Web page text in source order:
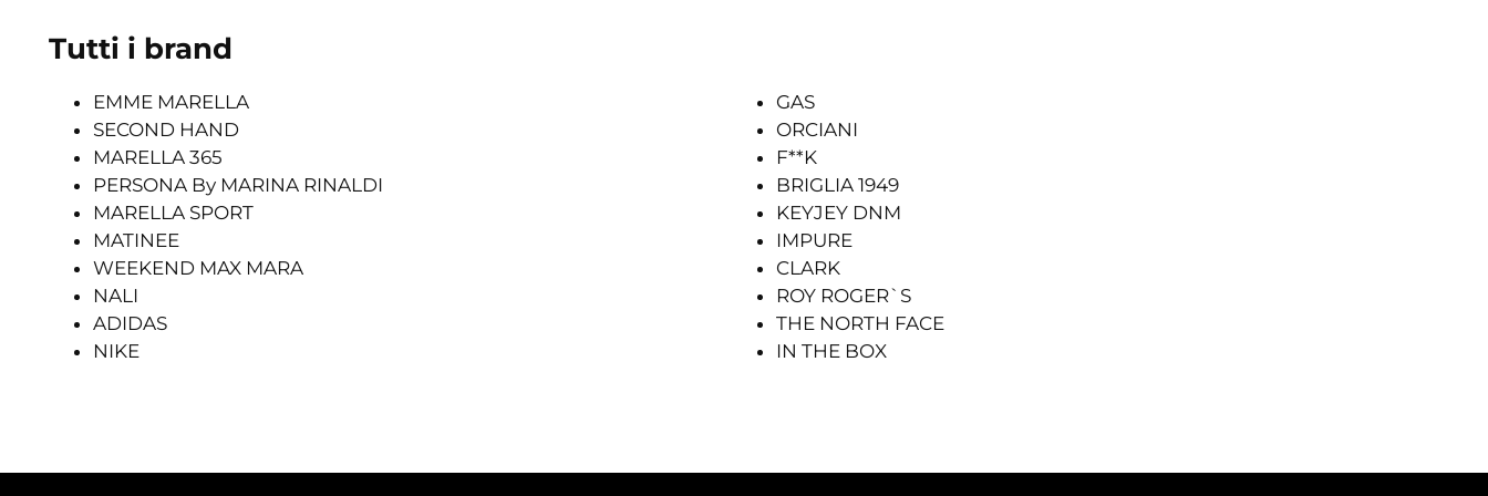
Tutti i brand
EMME MARELLA
SECOND HAND
MARELLA 365
PERSONA By MARINA RINALDI
MARELLA SPORT
MATINEE
WEEKEND MAX MARA
NALI
ADIDAS
NIKE
GAS
ORCIANI
F**K
BRIGLIA 1949
KEYJEY DNM
IMPURE
CLARK
ROY ROGER`S
THE NORTH FACE
IN THE BOX